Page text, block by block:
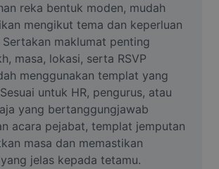
video
reka bentuk moden, mudah
mengikut tema dan keperluan
Sertakan maklumat penting
masa, lokasi, serta RSVP
menggunakan templat yang
untuk HR, pengurus, atau
yang bertanggungjawab
acara pejabat, templat jemputan
masa dan memastikan
jelas kepada tetamu.